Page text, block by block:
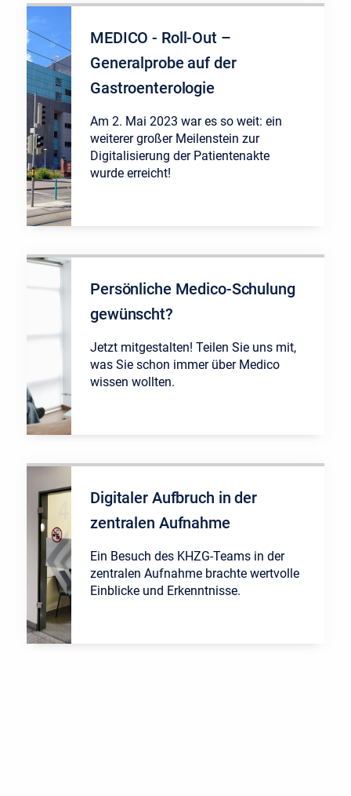
MEDICO - Roll-Out –
Generalprobe auf der
Gastroenterologie
Am 2. Mai 2023 war es so weit: ein
weiterer großer Meilenstein zur
Digitalisierung der Patientenakte
wurde erreicht!
Persönliche Medico-Schulung
gewünscht?
Jetzt mitgestalten! Teilen Sie uns mit,
was Sie schon immer über Medico
wissen wollten.
Digitaler Aufbruch in der
zentralen Aufnahme
Ein Besuch des KHZG-Teams in der
zentralen Aufnahme brachte wertvolle
Einblicke und Erkenntnisse.